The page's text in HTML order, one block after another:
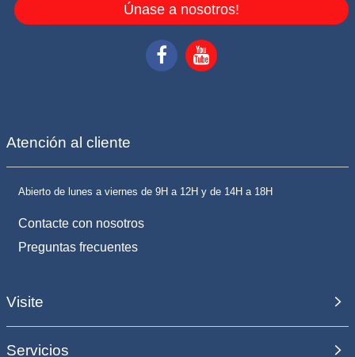
Únase a nosotros!
Atención al cliente
Abierto de lunes a viernes de 9H a 12H y de 14H a 18H
Contacte con nosotros
Preguntas frecuentes
Visite
Servicios